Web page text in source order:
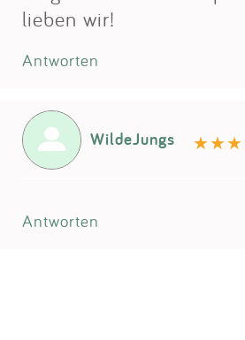
lieben wir!
Antworten
WildeJungs
Antworten